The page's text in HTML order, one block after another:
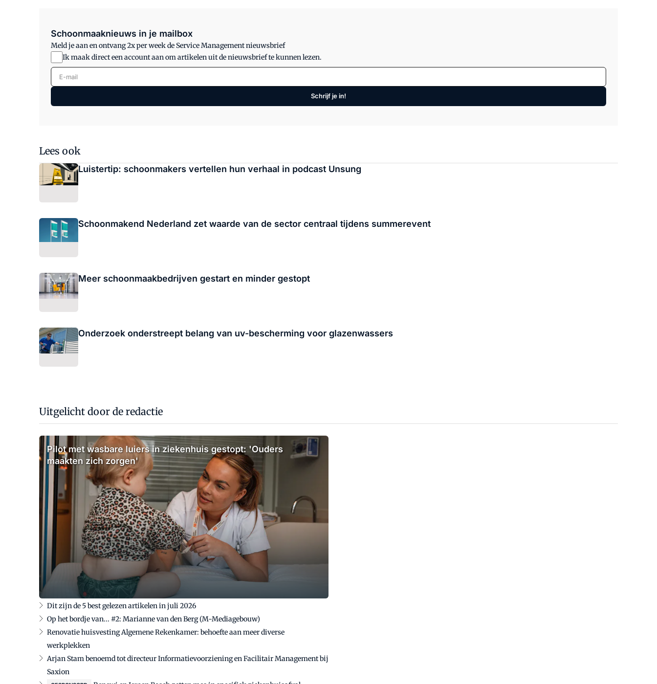
Schoonmaaknieuws in je mailbox
Meld je aan en ontvang 2x per week de Service Management nieuwsbrief
Ik maak direct een account aan om artikelen uit de nieuwsbrief te kunnen lezen.
E-mail
Schrijf je in!
Lees ook
Luistertip: schoonmakers vertellen hun verhaal in podcast Unsung
Schoonmakend Nederland zet waarde van de sector centraal tijdens summerevent
Meer schoonmaakbedrijven gestart en minder gestopt
Onderzoek onderstreept belang van uv-bescherming voor glazenwassers
Uitgelicht door de redactie
Pilot met wasbare luiers in ziekenhuis gestopt: 'Ouders
maakten zich zorgen'
Dit zijn de 5 best gelezen artikelen in juli 2026
Op het bordje van... #2: Marianne van den Berg (M-Mediagebouw)
Renovatie huisvesting Algemene Rekenkamer: behoefte aan meer diverse
werkplekken
Arjan Stam benoemd tot directeur Informatievoorziening en Facilitair Management bij
Saxion